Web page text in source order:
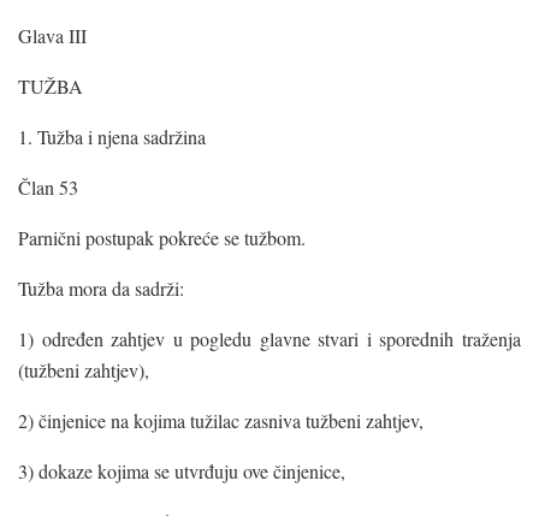
Glava III
TUŽBA
1. Tužba i njena sadržina
Član 53
Parnični postupak pokreće se tužbom.
Tužba mora da sadrži:
1) određen zahtjev u pogledu glavne stvari i sporednih traženja
(tužbeni zahtjev),
2) činjenice na kojima tužilac zasniva tužbeni zahtjev,
3) dokaze kojima se utvrđuju ove činjenice,